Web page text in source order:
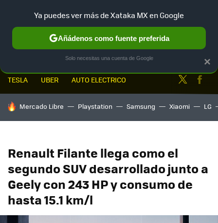
TESLA UBER AUTO ELECTRICO Twitter
HOY SE HABLA DE
Mercado Libre Playstation Samsung Xiaomi LG
Renault Filante llega como el
segundo SUV desarrollado junto a
Geely con 243 HP y consumo de
hasta 15.1 km/l
×
Ya puedes ver más de Xataka MX en Google
Añádenos como fuente preferida
Solo necesitas una cuenta de Google